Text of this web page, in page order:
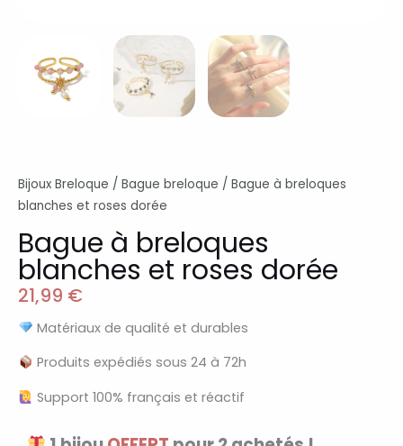
Bijoux Breloque / Bague breloque / Bague à breloques
blanches et roses dorée
Bague à breloques
blanches et roses dorée
21,99 €
Matériaux de qualité et durables
Produits expédiés sous 24 à 72h
Support 100% français et réactif